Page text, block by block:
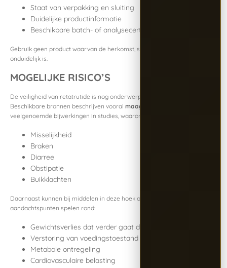
Staat van verpakking en sluiting
Duidelijke productinformatie
Beschikbare batch- of analysecertificaten
Gebruik geen product waarvan de herkomst, samenstelling of kwaliteit
onduidelijk is.
MOGELIJKE RISICO’S
De veiligheid van retatrutide is nog onderwerp van onderzoek.
Beschikbare bronnen beschrijven vooral maagdarmklachten
veelgenoemde bijwerkingen in studies, waaronder:
Misselijkheid
Braken
Diarree
Obstipatie
Buikklachten
Daarnaast kunnen bij middelen in deze hoek ook bredere
aandachtspunten spelen rond:
Gewichtsverlies dat verder gaat dan gewenst
Verstoring van voedingstoestand
Metabole ontregeling
Cardiovasculaire belasting